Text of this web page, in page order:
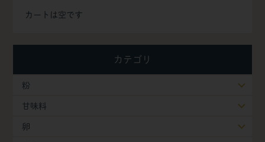
カートは空です
カテゴリ
粉
甘味料
卵